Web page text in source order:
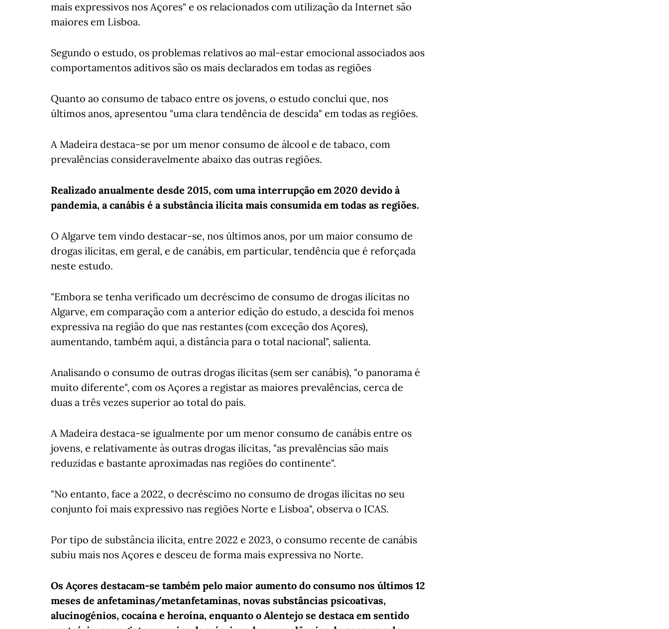
mais expressivos nos Açores" e os relacionados com utilização da Internet são
maiores em Lisboa.
Segundo o estudo, os problemas relativos ao mal-estar emocional associados aos
comportamentos aditivos são os mais declarados em todas as regiões
Quanto ao consumo de tabaco entre os jovens, o estudo conclui que, nos
últimos anos, apresentou "uma clara tendência de descida" em todas as regiões.
A Madeira destaca-se por um menor consumo de álcool e de tabaco, com
prevalências consideravelmente abaixo das outras regiões.
Realizado anualmente desde 2015, com uma interrupção em 2020 devido à
pandemia, a canábis é a substância ilícita mais consumida em todas as regiões.
O Algarve tem vindo destacar-se, nos últimos anos, por um maior consumo de
drogas ilícitas, em geral, e de canábis, em particular, tendência que é reforçada
neste estudo.
"Embora se tenha verificado um decréscimo de consumo de drogas ilícitas no
Algarve, em comparação com a anterior edição do estudo, a descida foi menos
expressiva na região do que nas restantes (com exceção dos Açores),
aumentando, também aqui, a distância para o total nacional", salienta.
Analisando o consumo de outras drogas ilícitas (sem ser canábis), "o panorama é
muito diferente", com os Açores a registar as maiores prevalências, cerca de
duas a três vezes superior ao total do país.
A Madeira destaca-se igualmente por um menor consumo de canábis entre os
jovens, e relativamente às outras drogas ilícitas, "as prevalências são mais
reduzidas e bastante aproximadas nas regiões do continente".
"No entanto, face a 2022, o decréscimo no consumo de drogas ilícitas no seu
conjunto foi mais expressivo nas regiões Norte e Lisboa", observa o ICAS.
Por tipo de substância ilícita, entre 2022 e 2023, o consumo recente de canábis
subiu mais nos Açores e desceu de forma mais expressiva no Norte.
Os Açores destacam-se também pelo maior aumento do consumo nos últimos 12
meses de anfetaminas/metanfetaminas, novas substâncias psicoativas,
alucinogénios, cocaína e heroína, enquanto o Alentejo se destaca em sentido